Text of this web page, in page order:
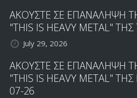
ΑΚΟΥΣΤΕ ΣΕ ΕΠΑΝΑΛΗΨΗ
"THIS IS HEAVY METAL"
July 29, 2026
ΑΚΟΥΣΤΕ ΣΕ ΕΠΑΝΑΛΗΨΗ
"THIS IS HEAVY METAL"
07-26